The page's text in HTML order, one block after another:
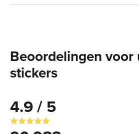
Beoordelingen voor
stickers
4.9 / 5